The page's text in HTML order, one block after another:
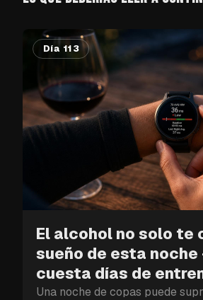
Día 113
El alcohol no solo te
sueño de esta
cuesta días de
Una noche de copas puede